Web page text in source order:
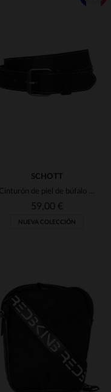
TALLAS DISPONIBLES
TALLAS DISPONIBLES
SCHOTT
Cinturón de piel de búfalo negra con costuras visibles
59,00 €
NUEVA COLECCIÓN